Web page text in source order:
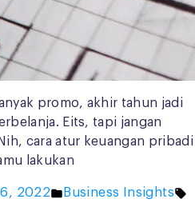
promo, akhir tahun jadi
Eits, tapi jangan
cara atur keuangan pribadi
lakukan
2022
Posted
Business Insights